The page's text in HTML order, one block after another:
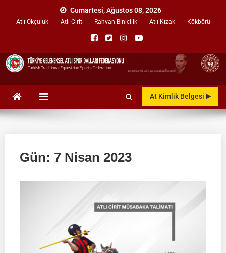
Cumartesi, Ağustos 08, 2026
Atlı Okçuluk Atlı Cirit Rahvan Binicilik Atlı Kızak Kökbörü
TÜRKİYE GELENEKSEL ATLI
SPOR DALLARIAt Kimlik Belgesi
Gün: 7 Nisan 2023